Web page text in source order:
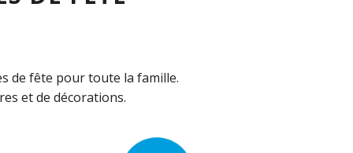
de fête pour toute la famille.
et de décorations.